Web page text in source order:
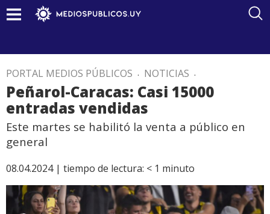
PORTAL MEDIOS PÚBLICOS . NOTICIAS .
Peñarol-Caracas: Casi 15000
entradas vendidas
Este martes se habilitó la venta a público en
general
08.04.2024 | tiempo de lectura: < 1 minuto